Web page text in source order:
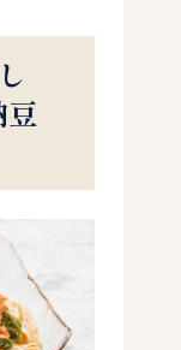
豆